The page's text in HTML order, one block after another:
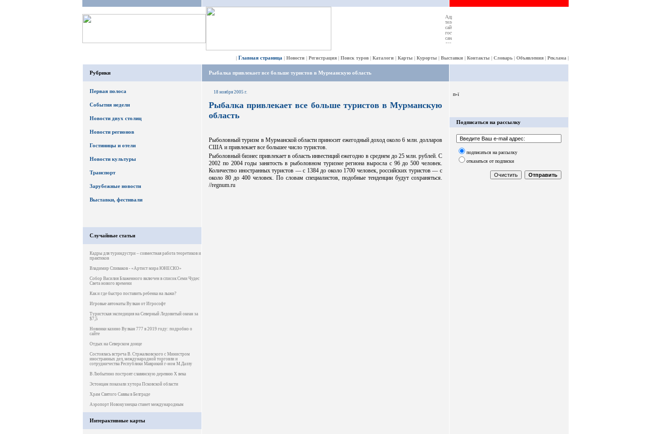
| Главная страница | Новости | Регистрация | Поиск туров | Каталоги | Карты | Курорты | Выставки | Контакты | Словарь | Объявления | Реклама |
Рубрики
Первая полоса
События недели
Новости двух столиц
Новости регионов
Гостиницы и отели
Новости культуры
Транспорт
Зарубежные новости
Выставки, фестивали
Случайные статьи
Кадры для туриндустри – совместная работа теоретиков и
практиков
Владимир Спиваков - «Артист мира ЮНЕСКО»
Собор Василия Блаженного включен в список Семи Чудес
Света нового времени
Как и где быстро поставить ребенка на лыжи?
Игровые автоматы Вулкан от Игрософт
Туристская экспедиция на Северный Ледовитый океан за
$7,5
Новинки казино Вулкан 777 в 2019 году: подробно о
сайте
Отдых на Северском донце
Состоялась встреча В. Стржалковского с Министром
иностранных дел, международной торговли и
сотрудничества Республики Маврикий г-ном М.Даллу
В Любытино построят славянскую деревню X века
Эстонцам показали хутора Псковской области
Храм Святого Саввы в Белграде
Аэропорт Новокузнецка станет международным
Интерактивные карты
Рыбалка привлекает все больше туристов в Мурманскую область
18 ноября 2005 г.
Рыбалка привлекает все больше туристов в Мурманскую
область
Рыболовный туризм в Мурманской области приносит ежегодный доход около 6 млн. долларов
США и привлекает все большее число туристов.
Рыболовный бизнес привлекает в область инвестиций ежегодно в среднем до 25 млн. рублей. С
2002 по 2004 годы занятость в рыболовном туризме региона выросла с 96 до 500 человек.
Количество иностранных туристов — с 1384 до около 1700 человек, российских туристов — с
около 80 до 400 человек. По словам специалистов, подобные тенденции будут сохраняться.
//regnum.ru
п»ї
Подписаться на рассылку
подписаться на рассылку
отказаться от подписки